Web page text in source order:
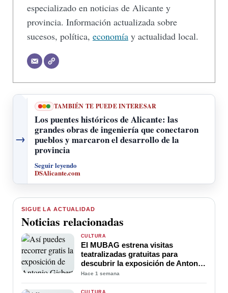
especializado en noticias de Alicante y
provincia. Información actualizada sobre
sucesos, política, economía y actualidad local.
→
TAMBIÉN TE PUEDE INTERESAR
Los puentes históricos de Alicante: las
grandes obras de ingeniería que conectaron
pueblos y marcaron el desarrollo de la
provincia
Seguir leyendo
DSAlicante.com
SIGUE LA ACTUALIDAD
Noticias relacionadas
CULTURA
El MUBAG estrena visitas
teatralizadas gratuitas para
descubrir la exposición de Antonio
Gisbert
Hace 1 semana
CULTURA